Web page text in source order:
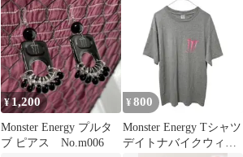
¥1,200
Monster Energy プルタ
ブ ピアス No.m006
¥ 800
Monster Energy Tシャツ
デイトナバイクウィー